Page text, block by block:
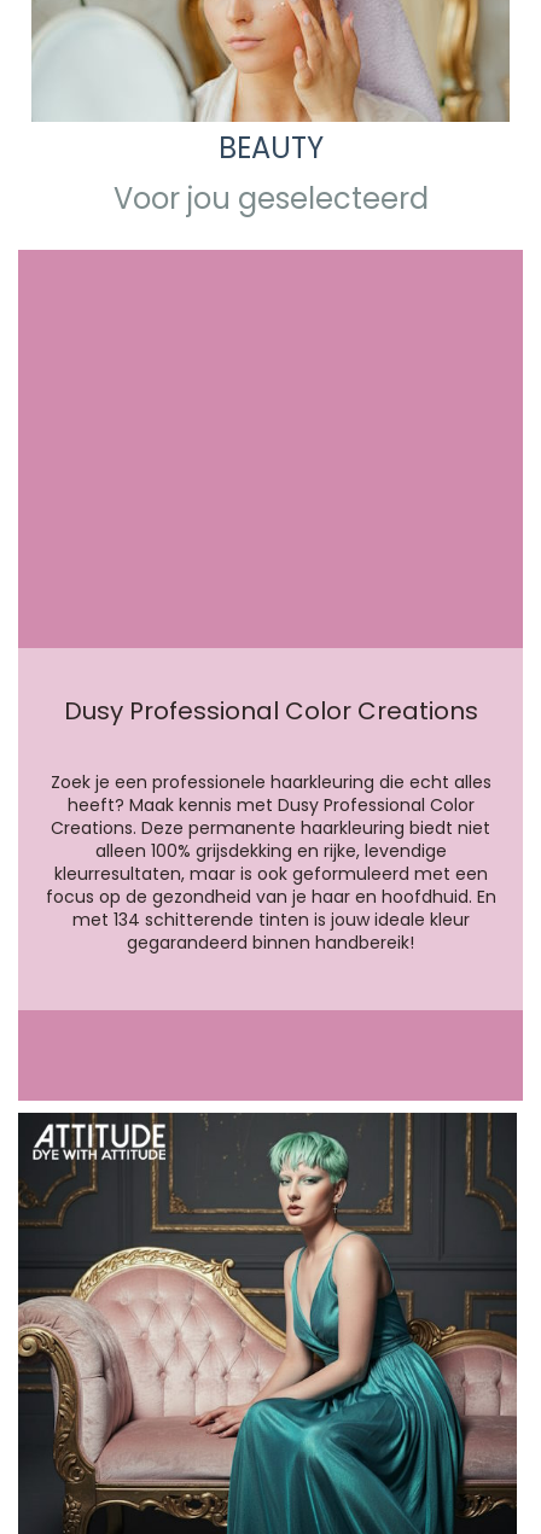
BEAUTY
Voor jou geselecteerd
Dusy Professional Color Creations
Zoek je een professionele haarkleuring die echt alles
heeft? Maak kennis met Dusy Professional Color
Creations. Deze permanente haarkleuring biedt niet
alleen 100% grijsdekking en rijke, levendige
kleurresultaten, maar is ook geformuleerd met een
focus op de gezondheid van je haar en hoofdhuid. En
met 134 schitterende tinten is jouw ideale kleur
gegarandeerd binnen handbereik!